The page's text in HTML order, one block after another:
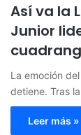
Así va la
Junior
La emoción
detiene. Tras
Leer más »